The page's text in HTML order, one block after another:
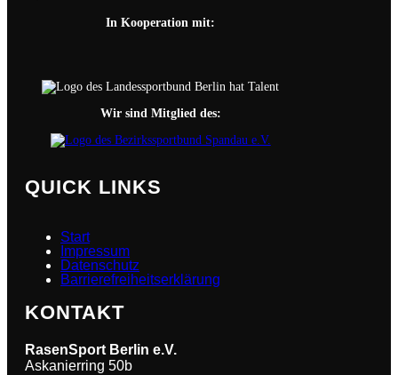
In Kooperation mit:
Wir sind Mitglied des:
QUICK LINKS
Start
Impressum
Datenschutz
Barrierefreiheitserklärung
KONTAKT
RasenSport Berlin e.V.
Askanierring 50b